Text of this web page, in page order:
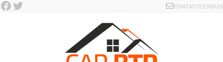
Skip
Facebook Twitter CONTACTEZ-NOUS